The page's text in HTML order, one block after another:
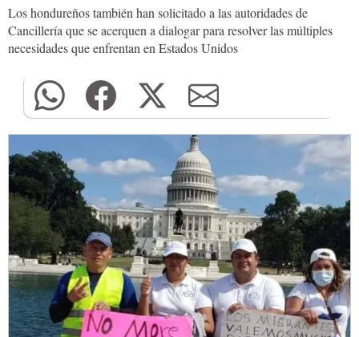
Los hondureños también han solicitado a las autoridades de
Cancillería que se acerquen a dialogar para resolver las múltiples
necesidades que enfrentan en Estados Unidos